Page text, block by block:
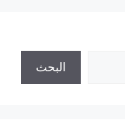
البحث